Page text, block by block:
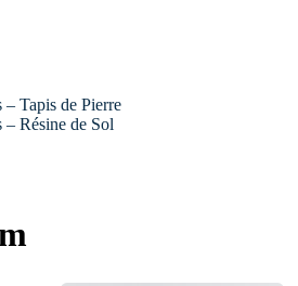
– Tapis de Pierre
– Résine de Sol